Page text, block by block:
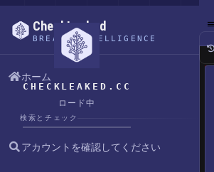
CHECKLEAKED.CC
ロード中
CheckLeaked
BREACH INTELLIGENCE
ホーム
検索とチェック
アカウントを確認してください